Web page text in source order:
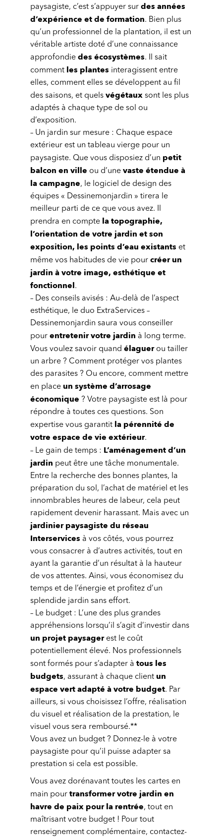
paysagiste, c’est s’appuyer sur des années
d’expérience et de formation. Bien plus
qu’un professionnel de la plantation, il est un
véritable artiste doté d’une connaissance
approfondie des écosystèmes. Il sait
comment les plantes interagissent entre
elles, comment elles se développent au fil
des saisons, et quels végétaux sont les plus
adaptés à chaque type de sol ou
d’exposition.
– Un jardin sur mesure : Chaque espace
extérieur est un tableau vierge pour un
paysagiste. Que vous disposiez d’un petit
balcon en ville ou d’une vaste étendue à
la campagne, le logiciel de design des
équipes « Dessinemonjardin » tirera le
meilleur parti de ce que vous avez. Il
prendra en compte la topographie,
l’orientation de votre jardin et son
exposition, les points d’eau existants et
même vos habitudes de vie pour créer un
jardin à votre image, esthétique et
fonctionnel.
– Des conseils avisés : Au-delà de l’aspect
esthétique, le duo ExtraServices –
Dessinemonjardin saura vous conseiller
pour entretenir votre jardin à long terme.
Vous voulez savoir quand élaguerou tailler
un arbre ? Comment protéger vos plantes
des parasites ? Ou encore, comment mettre
en place un système d’arrosage
économique ? Votre paysagiste est là pour
répondre à toutes ces questions. Son
expertise vous garantit la pérennité de
votre espace de vie extérieur.
– Le gain de temps : L’aménagement d’un
jardin peut être une tâche monumentale.
Entre la recherche des bonnes plantes, la
préparation du sol, l’achat de matériel et les
innombrables heures de labeur, cela peut
rapidement devenir harassant. Mais avec un
jardinier paysagiste du réseau
Interservices à vos côtés, vous pourrez
vous consacrer à d’autres activités, tout en
ayant la garantie d’un résultat à la hauteur
de vos attentes. Ainsi, vous économisez du
temps et de l’énergie et profitez d’un
splendide jardin sans effort.
– Le budget : L’une des plus grandes
appréhensions lorsqu’il s’agit d’investir dans
un projet paysagerest le coût
potentiellement élevé. Nos professionnels
sont formés pour s’adapter à tous les
budgets, assurant à chaque client un
espace vert adapté à votre budget. Par
ailleurs, si vous choisissez l’offre, réalisation
du visuel et réalisation de la prestation, le
visuel vous sera remboursé.**
Vous avez un budget ? Donnez-le à votre
paysagiste pour qu’il puisse adapter sa
prestation si cela est possible.
Vous avez dorénavant toutes les cartes en
main pour transformer votre jardin en
havre de paix pour la rentrée, tout en
maîtrisant votre budget ! Pour tout
renseignement complémentaire, contactez-